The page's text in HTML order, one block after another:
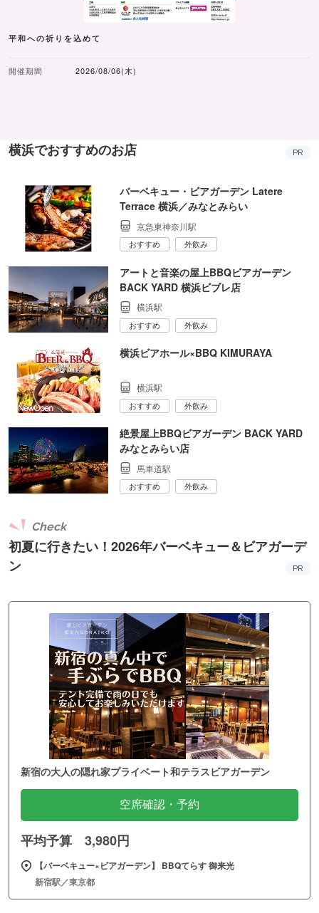
平和への祈りを込めて
開催期間 2026/08/06(木)
横浜でおすすめのお店 PR
バーベキュー・ビアガーデン Latere
Terrace 横浜／みなとみらい
京急東神奈川駅
おすすめ 外飲み
アートと音楽の屋上BBQビアガーデン
BACK YARD 横浜ビブレ店
横浜駅
おすすめ 外飲み
横浜ビアホール×BBQ KIMURAYA
横浜駅
おすすめ 外飲み
絶景屋上BBQビアガーデン BACK YARD
みなとみらい店
馬車道駅
おすすめ 外飲み
初夏に行きたい！2026年バーベキュー＆ビアガーデ
ン
Check
PR
新宿の大人の隠れ家プライベート和テラスビアガーデン
空席確認・予約
平均予算 3,980円
【バーベキュー×ビアガーデン】 BBQてらす 御来光
新宿駅／東京都